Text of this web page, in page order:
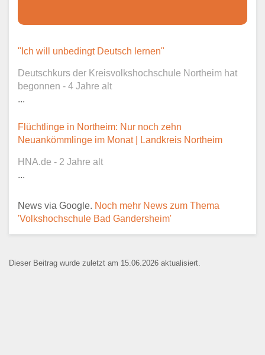
Dieser Teil dient lediglich zur
öffentlich sichtbar.
Ansprechpartner*
"Ich will unbedingt Deutsch lernen"
Deutschkurs der Kreisvolkshochschule Northeim hat
begonnen - 4 Jahre alt
...
Flüchtlinge in Northeim: Nur noch zehn
Neuankömmlinge im Monat | Landkreis Northeim
HNA.de - 2 Jahre alt
...
News via Google. Noch mehr News zum Thema
'Volkshochschule Bad Gandersheim'
Dieser Beitrag wurde zuletzt am 15.06.2026 aktualisiert.